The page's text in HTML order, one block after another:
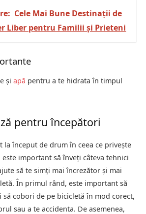
Cele Mai Bune Destinații de
Liber pentru Familii și Prieteni
și apă pentru a te hidrata în timpul
pentru începători
la început de drum în ceea ce privește
important să înveți câteva tehnici
să te simți mai încrezător și mai
În primul rând, este important să
să cobori de pe bicicletă în mod corect,
sau a te accidenta. De asemenea,